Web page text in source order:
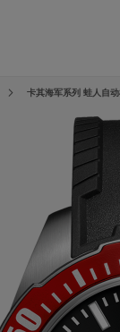
卡其海军系列 蛙人自